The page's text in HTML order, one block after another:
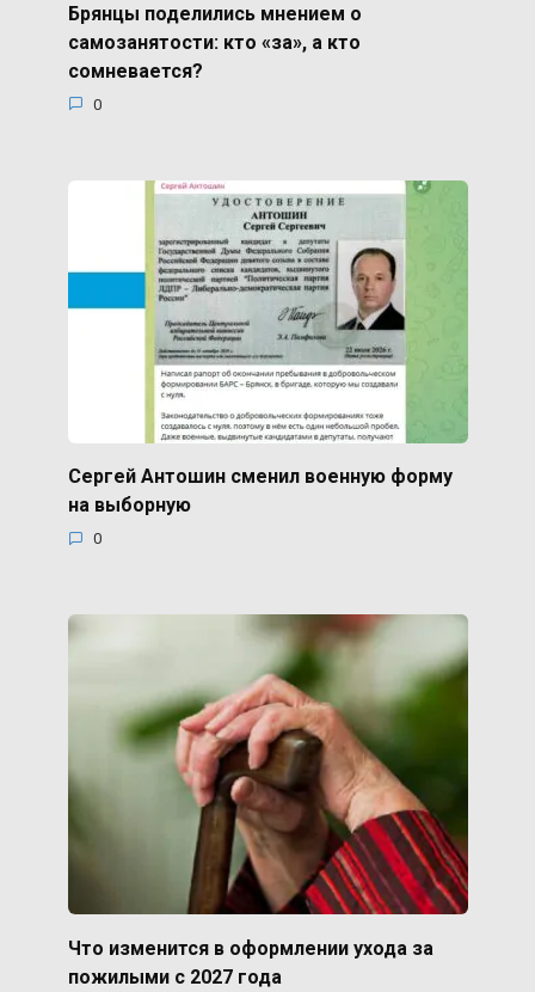
Брянцы поделились мнением о
самозанятости: кто «за», а кто
сомневается?
0
Сергей Антошин сменил военную форму
на выборную
0
Что изменится в оформлении ухода за
пожилыми с 2027 года